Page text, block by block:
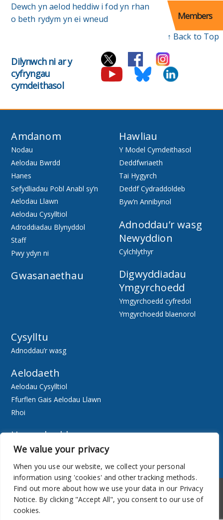
We value your privacy
When you use our website, we collect your personal
information using 'cookies' and other tracking methods.
Find out more about how we use your data in our Privacy
Notice. By clicking "Accept All", you consent to our use of
cookies.
Dewch yn aelod heddiw i fod yn rhan
o beth rydym yn ei wneud
Members
↑ Back to Top
Dilynwch ni ar y
cyfryngau
cymdeithasol
Amdanom
Nodau
Aelodau Bwrdd
Hanes
Sefydliadau Pobl Anabl sy’n
Aelodau Llawn
Aelodau Cysylltiol
Adroddiadau Blynyddol
Staff
Pwy ydyn ni
Gwasanaethau
Hawliau
Y Model Cymdeithasol
Deddfwriaeth
Tai Hygyrch
Deddf Cydraddoldeb
Byw’n Annibynol
Adnoddau’r wasg
Newyddion
Cylchlythyr
Digwyddiadau
Ymgyrchoedd
Ymgyrchoedd cyfredol
Ymgyrchoedd blaenorol
Cysylltu
Adnoddau’r wasg
Aelodaeth
Aelodau Cysylltiol
Ffurflen Gais Aelodau Llawn
Rhoi
Hygyrchedd
Ewch Ar-lein
Hygyrchedd Cylchlythyr